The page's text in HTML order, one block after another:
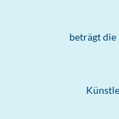
beträgt die